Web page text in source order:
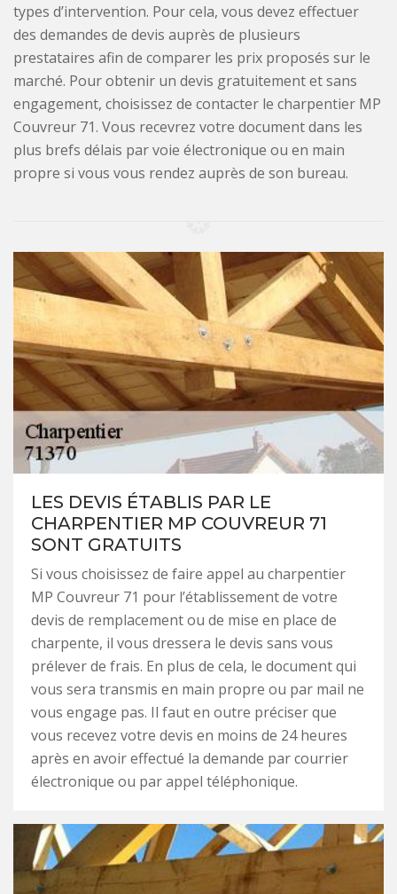
types d’intervention. Pour cela, vous devez effectuer
des demandes de devis auprès de plusieurs
prestataires afin de comparer les prix proposés sur le
marché. Pour obtenir un devis gratuitement et sans
engagement, choisissez de contacter le charpentier MP
Couvreur 71. Vous recevrez votre document dans les
plus brefs délais par voie électronique ou en main
propre si vous vous rendez auprès de son bureau.
LES DEVIS ÉTABLIS PAR LE
CHARPENTIER MP COUVREUR 71
SONT GRATUITS
Si vous choisissez de faire appel au charpentier
MP Couvreur 71 pour l’établissement de votre
devis de remplacement ou de mise en place de
charpente, il vous dressera le devis sans vous
prélever de frais. En plus de cela, le document qui
vous sera transmis en main propre ou par mail ne
vous engage pas. Il faut en outre préciser que
vous recevez votre devis en moins de 24 heures
après en avoir effectué la demande par courrier
électronique ou par appel téléphonique.